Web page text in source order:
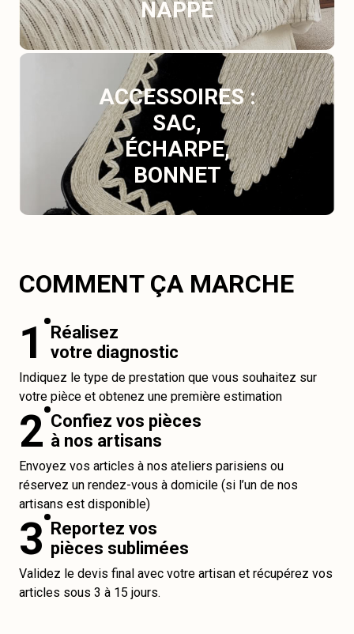
NAPPE
ACCESSOIRES :
SAC,
ÉCHARPE,
BONNET
COMMENT ÇA MARCHE
1
Réalisez
votre diagnostic
Indiquez le type de prestation que vous souhaitez sur
votre pièce et obtenez une première estimation
2 Confiez vos pièces
à nos artisans
Envoyez vos articles à nos ateliers parisiens ou
réservez un rendez-vous à domicile (si l’un de nos
artisans est disponible)
3 Reportez vos
pièces sublimées
Validez le devis final avec votre artisan et récupérez vos
articles sous 3 à 15 jours.